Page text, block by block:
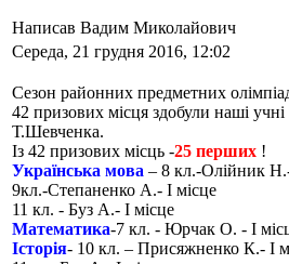
Написав Вадим Миколайович
Середа, 21 грудня 2016, 12:02
Сезон районних предметних
42 призових місця здобули наші
Т.Шевченка.
Із 42 призових місць -25 перших !
Українська мова – 8 кл.-Олійник
9кл.-Степаненко А.- І місце
11 кл. - Буз А.- І місце
Математика-7 кл. - Юрчак О. - І
Історія- 10 кл. – Присяжненко К.- І